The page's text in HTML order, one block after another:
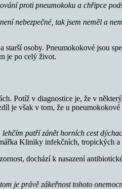
proti pneumokoku a chřipce
nebezpečné, tak jsem neměl a
osoby. Pneumokokové jsou
je po celý život.
Potíž v diagnostice je, že v
je však v tom, že u
patří zánět horních cest
Kliniky infekčních, tropických
dochází k nasazení
je právě zákeřnost tohoto